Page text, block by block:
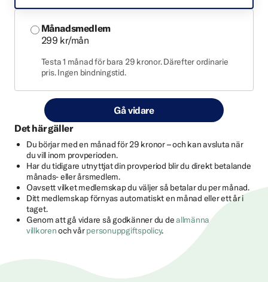
Månadsmedlem
299 kr/mån
Testa 1 månad för bara 29 kronor. Därefter ordinarie
pris. Ingen bindningstid.
Gå vidare
Det här gäller
Du börjar med en månad för 29 kronor – och kan avsluta när
du vill inom provperioden.
Har du tidigare utnyttjat din provperiod blir du direkt betalande
månads- eller årsmedlem.
Oavsett vilket medlemskap du väljer så betalar du per månad.
Ditt medlemskap förnyas automatiskt en månad eller ett år i
taget.
Genom att gå vidare så godkänner du deallmänna
villkorenoch vårpersonuppgiftspolicy.